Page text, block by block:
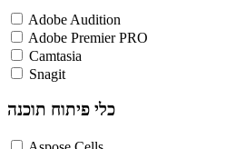
Adobe Audition
Adobe Premier PRO
Camtasia
Snagit
כלי פיתוח תוכנה